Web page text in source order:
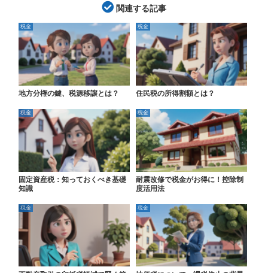
関連する記事
税金
地方分権の鍵、税源移譲とは？
税金
住民税の所得割額とは？
税金
固定資産税：知っておくべき基礎
知識
税金
耐震改修で税金がお得に！控除制
度活用法
税金 税金